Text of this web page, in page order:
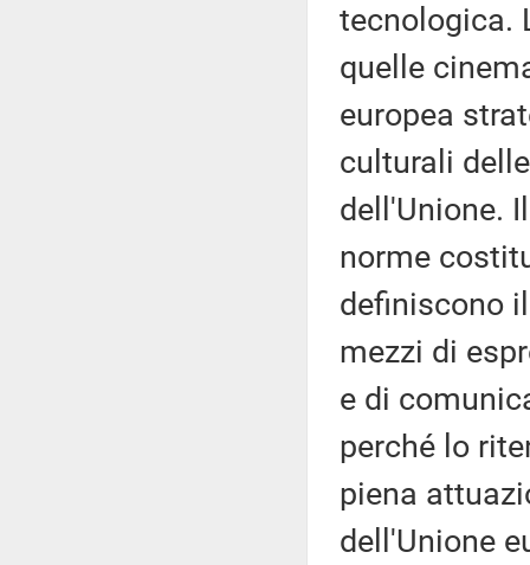
tecnologica.
quelle
europea
culturali
dell'Unione.
norme
definiscono
mezzi di
e di
perché lo
piena
dell'Unione